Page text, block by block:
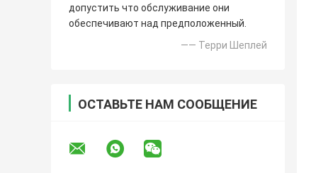
допустить что обслуживание они
обеспечивают над предположенный.
—— Терри Шеплей
ОСТАВЬТЕ НАМ СООБЩЕНИЕ